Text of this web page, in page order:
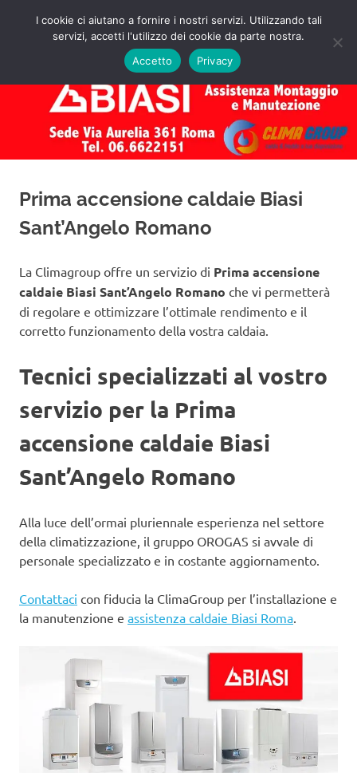
Assistenza
Caldaie
Biasi
Roma
Preventivo!
MENU
Prima accensione caldaie Biasi
Sant’Angelo Romano
La Climagroup offre un servizio di Prima accensione
caldaie Biasi Sant’Angelo Romano che vi permetterà
di regolare e ottimizzare l’ottimale rendimento e il
corretto funzionamento della vostra caldaia.
Tecnici specializzati al vostro
servizio per la Prima
accensione caldaie Biasi
Sant’Angelo Romano
Alla luce dell’ormai pluriennale esperienza nel settore
della climatizzazione, il gruppo OROGAS si avvale di
personale specializzato e in costante aggiornamento.
Contattaci con fiducia la ClimaGroup per l’installazione e
la manutenzione e assistenza caldaie Biasi Roma.
I cookie ci aiutano a fornire i nostri servizi. Utilizzando tali
servizi, accetti l'utilizzo dei cookie da parte nostra.
Accetto
Privacy